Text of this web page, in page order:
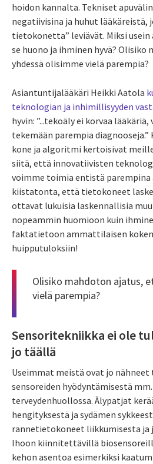
hoidon kannalta. Tekniset
negatiivisina ja huhut
tietokonetta” leviävät. Miksi
se huono ja ihminen hyvä?
yhdessä olisimme vielä parempia?
Asiantuntijalääkäri Heikki Aatola
teknologian ja inhimillisyyden
hyvin: ”...tekoäly ei korvaa
tekemään parempia
kone ja algoritmi kertoisivat
siitä, että innovatiivisten
voimme toimia entistä
kiistatonta, että tietokoneet
ottavat lukuisia laskennallisia
nopeammin huomioon kuin
faktatietoon ammattilaisen
huipputuloksiin!
Olisiko mahdoton ajatus,
vielä parempia?
Sensoritekniikka ei ole
jo täällä
Useimmat meistä ovat jo nähneet
sensoreiden hyödyntämisestä
terveydenhuollossa. Älypatjat
hengityksestä ja sydämen
rannetietokoneet liikkumisesta ja
Ihoon kiinnitettävillä
kehon asentoa esimerkiksi